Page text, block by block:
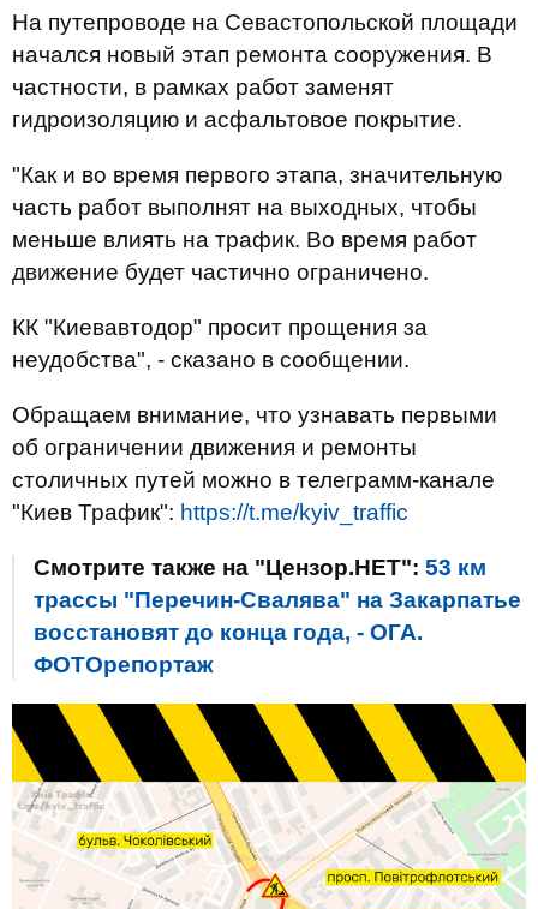
На путепроводе на Севастопольской площади
начался новый этап ремонта сооружения. В
частности, в рамках работ заменят
гидроизоляцию и асфальтовое покрытие.
"Как и во время первого этапа, значительную
часть работ выполнят на выходных, чтобы
меньше влиять на трафик. Во время работ
движение будет частично ограничено.
КК "Киевавтодор" просит прощения за
неудобства", - сказано в сообщении.
Обращаем внимание, что узнавать первыми
об ограничении движения и ремонты
столичных путей можно в телеграмм-канале
"Киев Трафик": https://t.me/kyiv_traffic
Смотрите также на "Цензор.НЕТ": 53 км
трассы "Перечин-Свалява" на Закарпатье
восстановят до конца года, - ОГА.
ФОТОрепортаж